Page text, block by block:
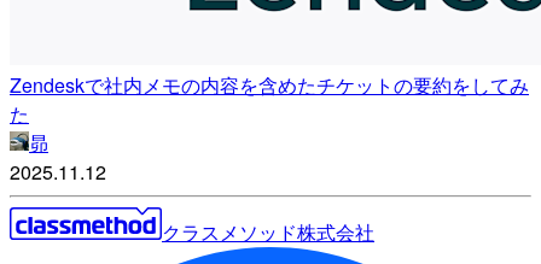
Zendeskで社内メモの内容を含めたチケットの要約をしてみ
た
昴
2025.11.12
クラスメソッド株式会社